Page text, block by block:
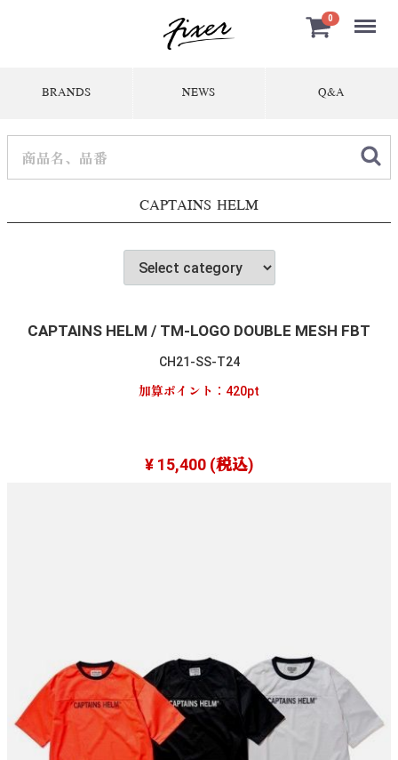
0 Menu
BRANDS NEWS Q&A
CAPTAINS HELM
CAPTAINS HELM / TM-LOGO DOUBLE MESH FBT
CH21-SS-T24
加算ポイント： 420pt
¥ 15,400(税込)